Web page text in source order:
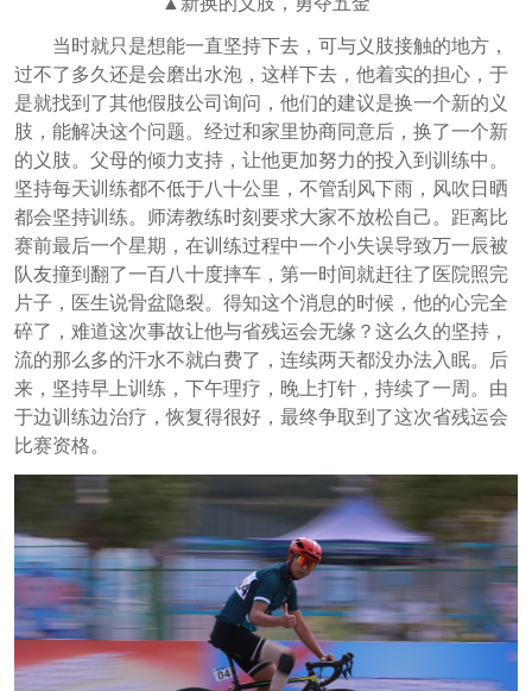
当时就只是想能一直坚持下去，可与义肢接触的地方，
过不了多久还是会磨出水泡，这样下去，他着实的担心，于
是就找到了其他假肢公司询问，他们的建议是换一个新的义
肢，能解决这个问题。经过和家里协商同意后，换了一个新
的义肢。父母的倾力支持，让他更加努力的投入到训练中。
坚持每天训练都不低于八十公里，不管刮风下雨，风吹日晒
都会坚持训练。师涛教练时刻要求大家不放松自己。距离比
赛前最后一个星期，在训练过程中一个小失误导致万一辰被
队友撞到翻了一百八十度摔车，第一时间就赶往了医院照完
片子，医生说骨盆隐裂。得知这个消息的时候，他的心完全
碎了，难道这次事故让他与省残运会无缘？这么久的坚持，
流的那么多的汗水不就白费了，连续两天都没办法入眠。后
来，坚持早上训练，下午理疗，晚上打针，持续了一周。由
于边训练边治疗，恢复得很好，最终争取到了这次省残运会
比赛资格。